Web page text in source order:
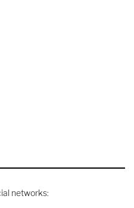
networks: